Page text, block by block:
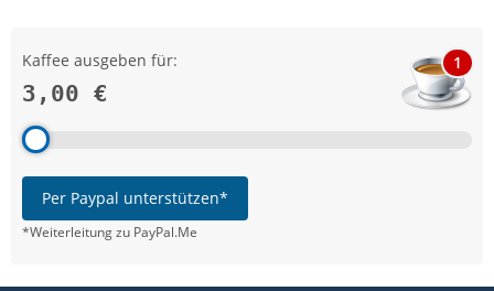
Kaffee ausgeben für:
3,00 €
1
Per Paypal unterstützen*
*Weiterleitung zu PayPal.Me